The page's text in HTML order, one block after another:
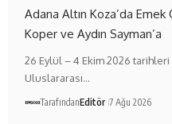
Adana Altın Koza’da
Koper ve Aydın Sayman’a
26 Eylül – 4 Ekim 2026
Uluslararası…
TarafındanEditör 7 Ağu 2026